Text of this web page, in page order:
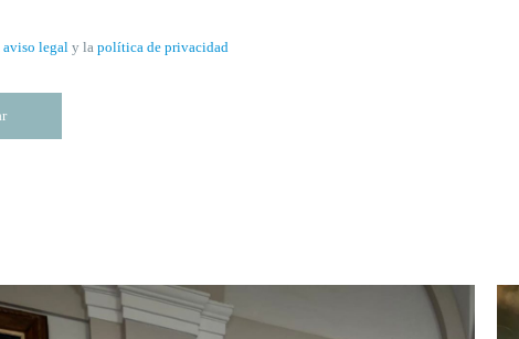
aviso legal y la política de privacidad